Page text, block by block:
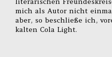
mich als Autor nicht
aber, so beschließe ich,
kalten Cola Light.